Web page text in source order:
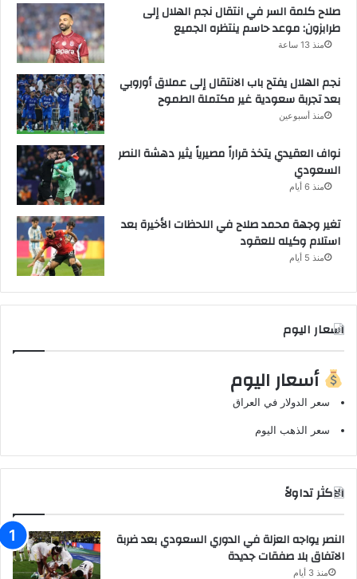
صلاح كلمة السر في انتقال نجم الهلال إلى
طرابزون: موعد حاسم ينتظره الجميع
منذ 13 ساعة
نجم الهلال يفتح باب الانتقال إلى عملاق أوروبي
بعد تجربة سعودية غير مكتملة الطموح
منذ أسبوعين
نواف العقيدي يتخذ قراراً مصيرياً يثير دهشة النصر
السعودي
منذ 6 أيام
تغير وجهة محمد صلاح في اللحظات الأخيرة بعد
استلام وكيله للعقود
منذ 5 أيام
اسعار اليوم
أسعار اليوم
سعر الدولار في العراق
سعر الذهب اليوم
الاكثر تداولاً
النصر يواجه العزلة في الدوري السعودي بعد ضربة
الاتفاق بلا صفقات جديدة
منذ 3 أيام